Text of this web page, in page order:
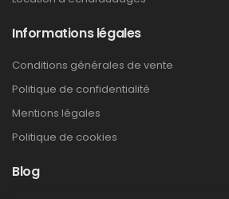
Informations légales
Conditions générales de vente
Politique de confidentialité
Mentions légales
Politique de cookies
Blog